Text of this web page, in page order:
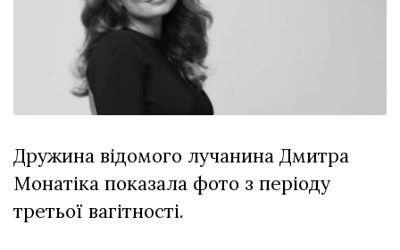
XIX
Спартакіада
29 Липня 2026
573 переглядів
Всі розділи
Лайф
Афіша
ZONE 18+
Дружина відомого лучанина Дмитра
Монатіка показала фото з періоду
третьої вагітності.